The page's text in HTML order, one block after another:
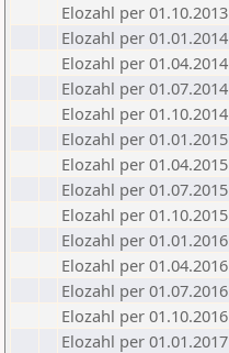
Elozahl per 01.10.2013
Elozahl per 01.01.2014
Elozahl per 01.04.2014
Elozahl per 01.07.2014
Elozahl per 01.10.2014
Elozahl per 01.01.2015
Elozahl per 01.04.2015
Elozahl per 01.07.2015
Elozahl per 01.10.2015
Elozahl per 01.01.2016
Elozahl per 01.04.2016
Elozahl per 01.07.2016
Elozahl per 01.10.2016
Elozahl per 01.01.2017